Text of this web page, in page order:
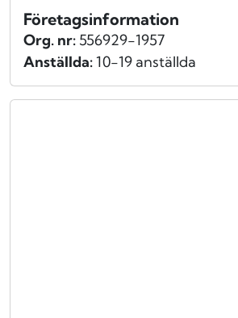
Företagsinformation
Org. nr: 556929-1957
Anställda:10-19 anställda